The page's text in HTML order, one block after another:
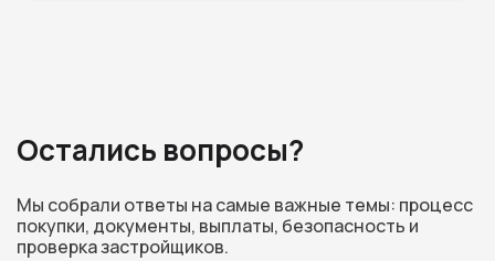
Остались вопросы?
Мы собрали ответы на самые важные темы: процесс
покупки, документы, выплаты, безопасность и
проверка застройщиков.